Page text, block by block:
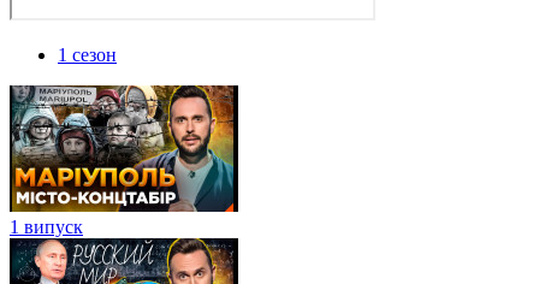
1 сезон
1 випуск